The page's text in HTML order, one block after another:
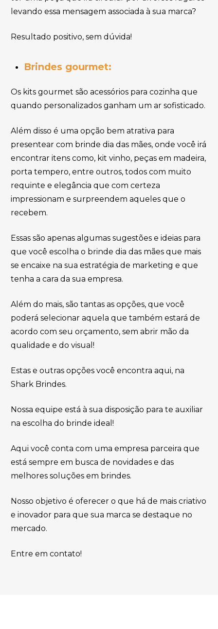
levando essa mensagem associada à sua marca?
Resultado positivo, sem dúvida!
Brindes gourmet:
Os kits gourmet são acessórios para cozinha que
quando personalizados ganham um ar sofisticado.
Além disso é uma opção bem atrativa para
presentear com brinde dia das mães, onde você irá
encontrar itens como, kit vinho, peças em madeira,
porta tempero, entre outros, todos com muito
requinte e elegância que com certeza
impressionam e surpreendem aqueles que o
recebem.
Essas são apenas algumas sugestões e ideias para
que você escolha o brinde dia das mães que mais
se encaixe na sua estratégia de marketing e que
tenha a cara da sua empresa.
Além do mais, são tantas as opções, que você
poderá selecionar aquela que também estará de
acordo com seu orçamento, sem abrir mão da
qualidade e do visual!
Estas e outras opções você encontra aqui, na
Shark Brindes.
Nossa equipe está à sua disposição para te auxiliar
na escolha do brinde ideal!
Aqui você conta com uma empresa parceira que
está sempre em busca de novidades e das
melhores soluções em brindes.
Nosso objetivo é oferecer o que há de mais criativo
e inovador para que sua marca se destaque no
mercado.
Entre em contato!